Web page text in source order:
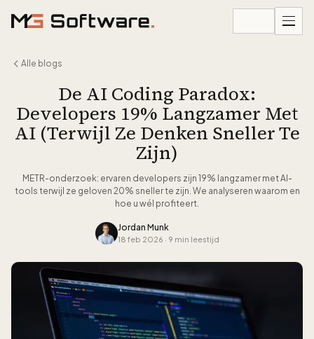
Alle blogs
De AI Coding Paradox:
Developers 19% Langzamer Met
AI (Terwijl Ze Denken Sneller Te
Zijn)
METR-onderzoek: ervaren developers zijn 19% langzamer met AI-
tools terwijl ze geloven 20% sneller te zijn. We analyseren waarom en
hoe u wél profiteert.
Jordan Munk
18 feb 2026 · 9 min leestijd